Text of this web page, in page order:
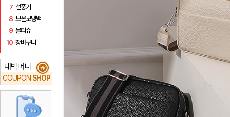
7 선풍기
8 보온보냉백
9 물티슈
10 장바구니
대박머니
COUPON SHOP
₩